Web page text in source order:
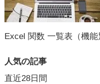
Excel 関数 一覧表（機能
人気の記事
直近28日間